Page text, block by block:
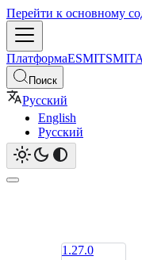
Перейти к основному
ПлатформаESMITSM
Поиск
Русский
English
Русский
1.27.0